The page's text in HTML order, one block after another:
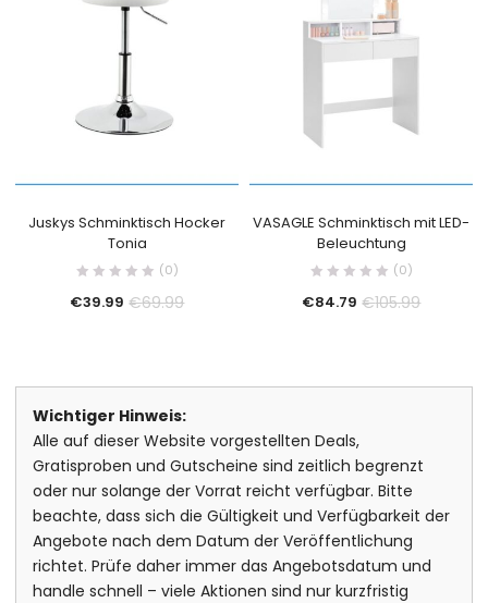
Juskys Schminktisch Hocker
Tonia
(0)
€39.99 €69.99
VASAGLE Schminktisch mit LED-
Beleuchtung
(0)
€84.79 €105.99
Wichtiger Hinweis:
Alle auf dieser Website vorgestellten Deals,
Gratisproben und Gutscheine sind zeitlich begrenzt
oder nur solange der Vorrat reicht verfügbar. Bitte
beachte, dass sich die Gültigkeit und Verfügbarkeit der
Angebote nach dem Datum der Veröffentlichung
richtet. Prüfe daher immer das Angebotsdatum und
handle schnell – viele Aktionen sind nur kurzfristig